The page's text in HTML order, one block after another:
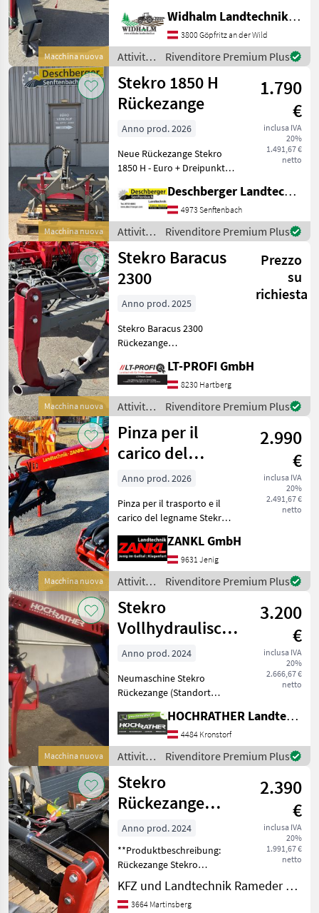
Macchina nuova
notwendig, lagernd
Rotante Attività forestali e
lavorazione del legno Pinze
per tronchi
Widhalm Landtechnik GmbH
3800 Göpfritz an der Wild
Attività
forestali
e
lavorazione
del
legno /
Rivenditore Premium Plus
Macchina nuova
Stekro 1850 H
Rückezange
1.790
€
inclusa IVA
20%
1.491,67 €
netto
Anno prod. 2026
Neue Rückezange Stekro
1850 H - Euro + Dreipunkt
1850 mm - Gewicht 260 kg
Attività forestali e
lavorazione del legno Pinze
per tronchi
Deschberger Landtechnik GmbH
4973 Senftenbach
Attività
forestali
e
lavorazione
del
legno /
Rivenditore Premium Plus
Macchina nuova
Stekro Baracus
2300
Prezzo
su
richiesta
Anno prod. 2025
Stekro Baracus 2300
Rückezange
Verfügbar Maschine zu
besichtigen bei #LT-Profi
GmbH
#LandtechnikFürProfis Das
LT-PROFI Landtechnik
LT-PROFI GmbH
8230 Hartberg
Attività
forestali
e
lavorazione
del
legno /
Rivenditore Premium Plus
Macchina nuova
Pinza per il
carico del
legname Stekro /
Pinza per il
trasporto del
legname con
attacco Euro
2.990
€
inclusa IVA
20%
2.491,67 €
netto
Anno prod. 2026
Pinza per il trasporto e il
carico del legname Stekro
Macchina nuova - In
magazzino! - Apertura: 185
cm - Rotatore da 3
tonnellate - Att
ZANKL GmbH
9631 Jenig
Attività
forestali
e
lavorazione
del
legno /
Rivenditore Premium Plus
Macchina nuova
Stekro
Vollhydraulische
Rückezange 1,85
3.200
€
inclusa IVA
20%
2.666,67 €
netto
Anno prod. 2024
Neumaschine Stekro
Rückezange (Standort
Punkt- und Euroaufnahme
+ Front- & Heckanbau + 4 t
Endlosrotator + 1850 mm
Öffnungsweite +
HOCHRATHER Landtechnik GmbH
4484 Kronstorf
Attività
forestali
e
lavorazione
del
legno /
Rivenditore Premium Plus
Stekro
Rückezange
230cm
Öffnungsweite
2.390
€
inclusa IVA
20%
1.991,67 €
netto
Anno prod. 2024
**Produktbeschreibung:
Rückezange Stekro
Baracus** Entdecken Sie die
leistungsstarke und
zuverlässige Rückezange
KFZ und Landtechnik Rameder e.U.
3664 Martinsberg